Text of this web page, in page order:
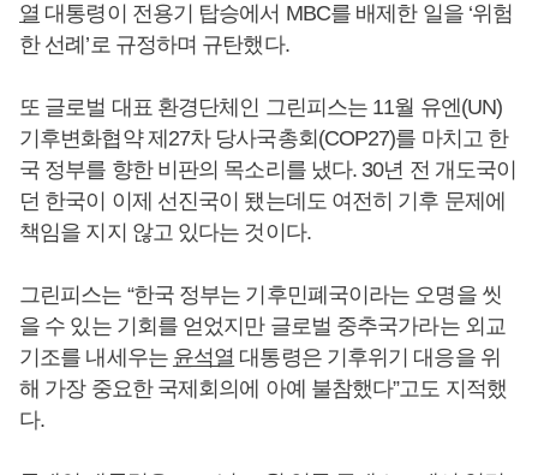
열 대통령이 전용기 탑승에서 MBC를 배제한 일을 ‘위험
한 선례’로 규정하며 규탄했다.
또 글로벌 대표 환경단체인 그린피스는 11월 유엔(UN)
기후변화협약 제27차 당사국총회(COP27)를 마치고 한
국 정부를 향한 비판의 목소리를 냈다. 30년 전 개도국이
던 한국이 이제 선진국이 됐는데도 여전히 기후 문제에
책임을 지지 않고 있다는 것이다.
그린피스는 “한국 정부는 기후민폐국이라는 오명을 씻
을 수 있는 기회를 얻었지만 글로벌 중추국가라는 외교
기조를 내세우는 윤석열 대통령은 기후위기 대응을 위
해 가장 중요한 국제회의에 아예 불참했다”고도 지적했
다.